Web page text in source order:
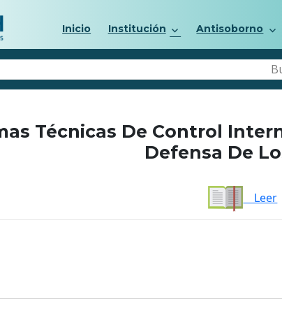
Inicio Institución Antisoborno
Técnicas De Control
Defensa De
Leer